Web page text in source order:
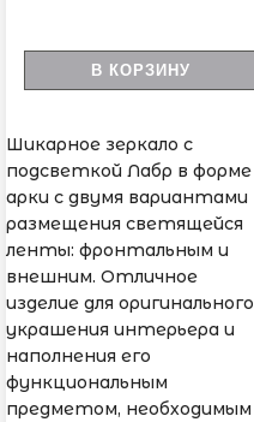
В КОРЗИНУ
Шикарное зеркало с
подсветкой Лабр в форме
арки с двумя вариантами
размещения светящейся
ленты: фронтальным и
внешним. Отличное
изделие для оригинального
украшения интерьера и
наполнения его
функциональным
предметом, необходимым